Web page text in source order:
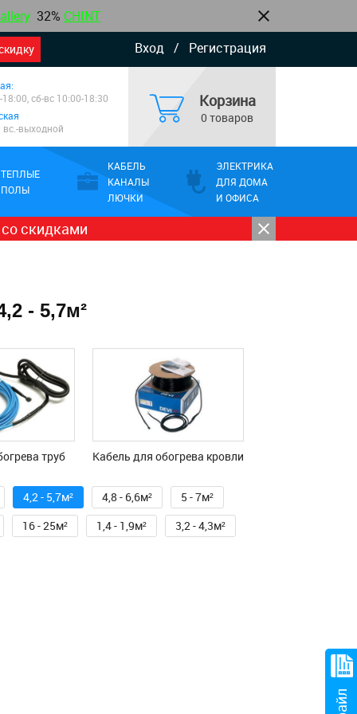
32% CHINT
Вход / Регистрация
сб-вс 10:00-18:30
вс.-выходной
Корзина
0 товаров
ТЕПЛЫЕ
ПОЛЫ
КАБЕЛЬ
КАНАЛЫ
ЛЮЧКИ
ЭЛЕКТРИКА
ДЛЯ ДОМА
И ОФИСА
скидками
- 5,7м²
труб Кабель для обогрева кровли
4,2 - 5,7м² 4,8 - 6,6м²
5 - 7м²
16 - 25м² 1,4 - 1,9м²
3,2 - 4,3м²